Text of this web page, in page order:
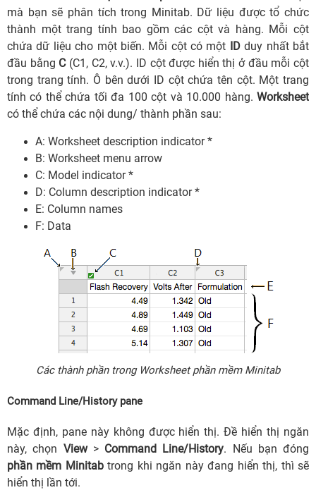
mà bạn sẽ phân tích trong Minitab. Dữ liệu được tổ chức
thành một trang tính bao gồm các cột và hàng. Mỗi cột
chứa dữ liệu cho một biến. Mỗi cột có một
IDduy nhất bắt
đầu bằng C(C1, C2, v.v.). ID cột được hiển thị ở đầu mỗi cột
trong trang tính. Ô bên dưới ID cột chứa tên cột. Một trang
tính có thể chứa tối đa 100 cột và 10.000 hàng. Worksheet
có thể chứa các nội dung/ thành phần sau:
A: Worksheet description indicator *
B: Worksheet menu arrow
C: Model indicator *
D: Column description indicator *
E: Column names
F: Data
Các thành phần trong Worksheet phần mềm Minitab
Command Line/History pane
Mặc định, pane này không được hiển thị. Đề hiển thị ngăn
này, chọn View> Command Line/History. Nếu bạn đóng
phần mềm Minitabtrong khi ngăn này đang hiển thị, thì sẽ
hiển thị lần tới.